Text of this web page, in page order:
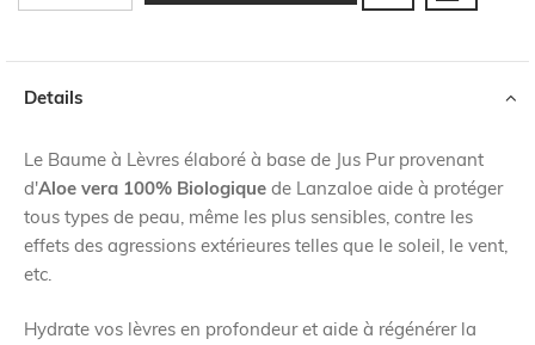
Details
Le Baume à Lèvres élaboré à base de Jus Pur provenant
d'Aloe vera 100% Biologique de Lanzaloe aide à protéger
tous types de peau, même les plus sensibles, contre les
effets des agressions extérieures telles que le soleil, le vent,
etc.
Hydrate vos lèvres en profondeur et aide à régénérer la